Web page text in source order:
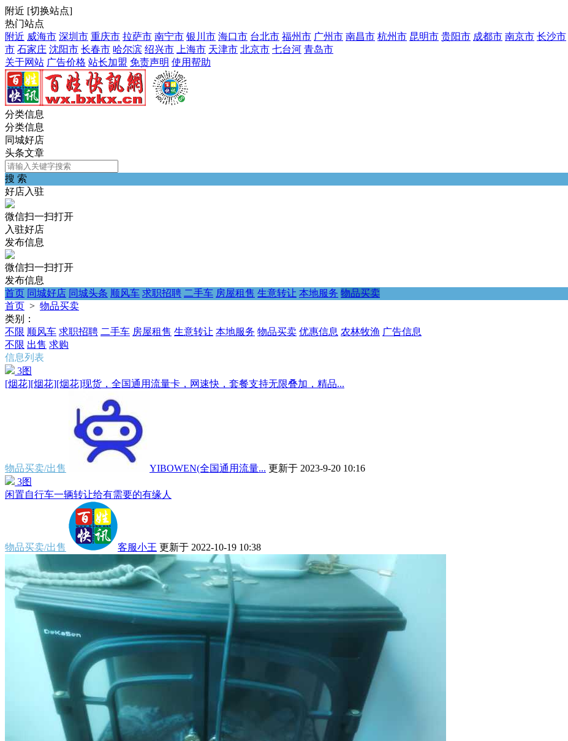
附近 [切换站点]
热门站点
附近 威海市 深圳市 重庆市 拉萨市 南宁市 银川市 海口市 台北市 福州市 广州市 南昌市 杭州市 昆明市 贵阳市 成都市 南京市 长沙市
市 石家庄 沈阳市 长春市 哈尔滨 绍兴市 上海市 天津市 北京市 七台河 青岛市
关于网站 广告价格 站长加盟 免责声明 使用帮助
分类信息
分类信息
同城好店
头条文章
搜 索
好店入驻
微信扫一扫打开
入驻好店
发布信息
微信扫一扫打开
发布信息
首页 同城好店 同城头条 顺风车 求职招聘 二手车 房屋租售 生意转让 本地服务 物品买卖
首页 > 物品买卖
类别：
不限 顺风车 求职招聘 二手车 房屋租售 生意转让 本地服务 物品买卖 优惠信息 农林牧渔 广告信息
不限 出售 求购
信息列表
3图
[烟花][烟花][烟花]现货，全国通用流量卡，网速快，套餐支持无限叠加，精品...
物品买卖/出售 YIBOWEN(全国通用流量... 更新于 2023-9-20 10:16
3图
闲置自行车一辆转让给有需要的有缘人
物品买卖/出售 客服小王 更新于 2022-10-19 10:38